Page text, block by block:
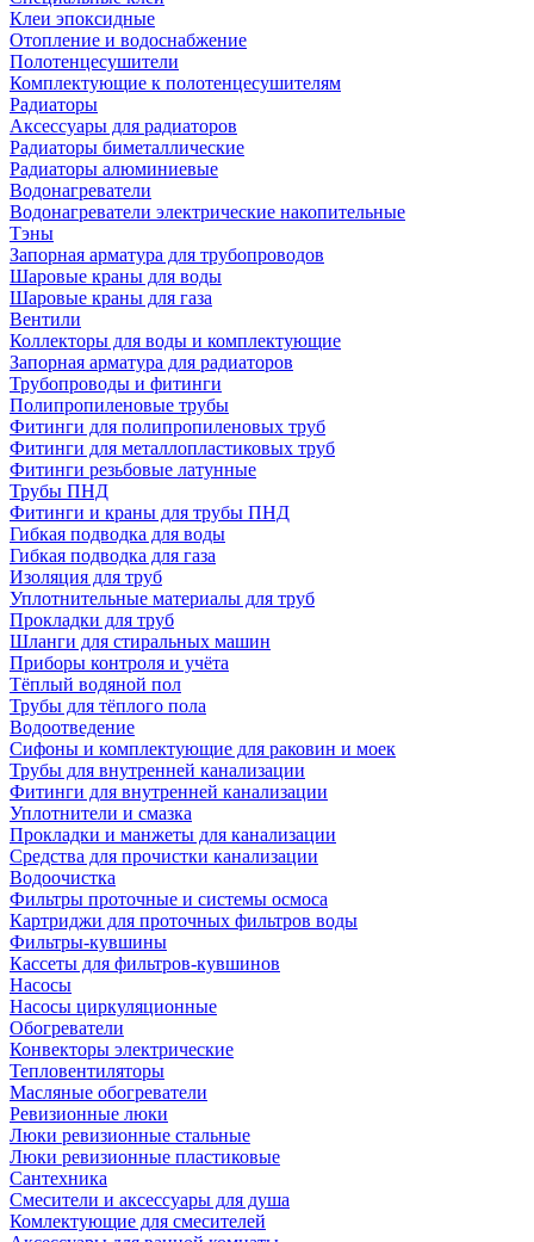
Клеи эпоксидные
Отопление и водоснабжение
Полотенцесушители
Комплектующие к полотенцесушителям
Радиаторы
Аксессуары для радиаторов
Радиаторы биметаллические
Радиаторы алюминиевые
Водонагреватели
Водонагреватели электрические накопительные
Тэны
Запорная арматура для трубопроводов
Шаровые краны для воды
Шаровые краны для газа
Вентили
Коллекторы для воды и комплектующие
Запорная арматура для радиаторов
Трубопроводы и фитинги
Полипропиленовые трубы
Фитинги для полипропиленовых труб
Фитинги для металлопластиковых труб
Фитинги резьбовые латунные
Трубы ПНД
Фитинги и краны для трубы ПНД
Гибкая подводка для воды
Гибкая подводка для газа
Изоляция для труб
Уплотнительные материалы для труб
Прокладки для труб
Шланги для стиральных машин
Приборы контроля и учёта
Тёплый водяной пол
Трубы для тёплого пола
Водоотведение
Сифоны и комплектующие для раковин и моек
Трубы для внутренней канализации
Фитинги для внутренней канализации
Уплотнители и смазка
Прокладки и манжеты для канализации
Средства для прочистки канализации
Водоочистка
Фильтры проточные и системы осмоса
Картриджи для проточных фильтров воды
Фильтры-кувшины
Кассеты для фильтров-кувшинов
Насосы
Насосы циркуляционные
Обогреватели
Конвекторы электрические
Тепловентиляторы
Масляные обогреватели
Ревизионные люки
Люки ревизионные стальные
Люки ревизионные пластиковые
Сантехника
Смесители и аксессуары для душа
Комлектующие для смесителей